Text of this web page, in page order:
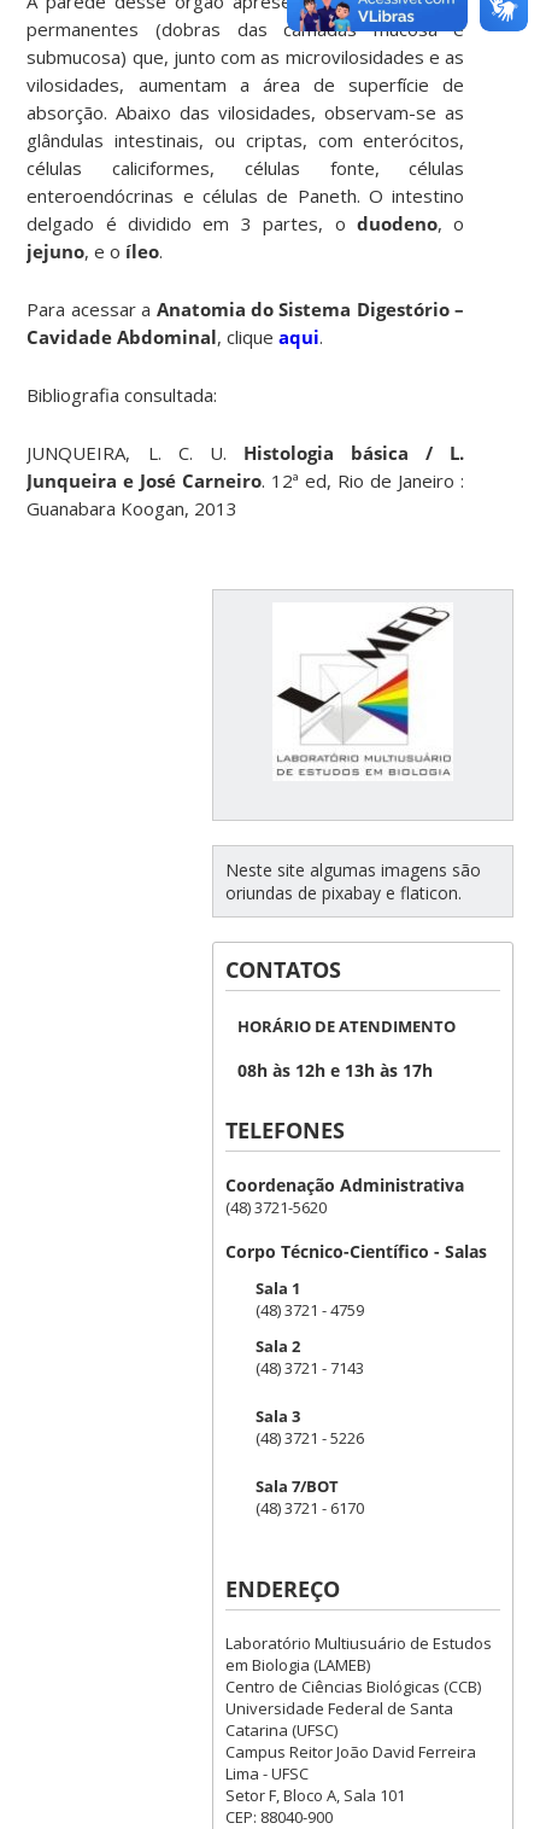
permanentes (dobras das camadas mucosa e
submucosa) que, junto com as microvilosidades e as
vilosidades, aumentam a área de superfície de
absorção. Abaixo das vilosidades, observam-se as
glândulas intestinais, ou criptas, com enterócitos,
células caliciformes, células fonte, células
enteroendócrinas e células de Paneth. O intestino
delgado é dividido em 3 partes, o duodeno, o
jejuno, e o íleo.
Para acessar a Anatomia do Sistema Digestório –
Cavidade Abdominal, cliqueaqui.
Bibliografia consultada:
JUNQUEIRA, L. C. U. Histologia básica / L.
Junqueira e José Carneiro. 12ª ed, Rio de Janeiro :
Guanabara Koogan, 2013
Neste site algumas imagens são
oriundas de pixabay e flaticon.
CONTATOS
HORÁRIO DE ATENDIMENTO
08h às 12h e 13h às 17h
TELEFONES
Coordenação Administrativa
(48) 3721-5620
Corpo Técnico-Científico - Salas
Sala 1
(48) 3721 - 4759
Sala 2
(48) 3721 - 7143
Sala 3
(48) 3721 - 5226
Sala 7/BOT
(48) 3721 - 6170
ENDEREÇO
Laboratório Multiusuário de Estudos
em Biologia (LAMEB)
Centro de Ciências Biológicas (CCB)
Universidade Federal de Santa
Catarina (UFSC)
Campus Reitor João David Ferreira
Lima - UFSC
Setor F, Bloco A, Sala 101
CEP: 88040-900